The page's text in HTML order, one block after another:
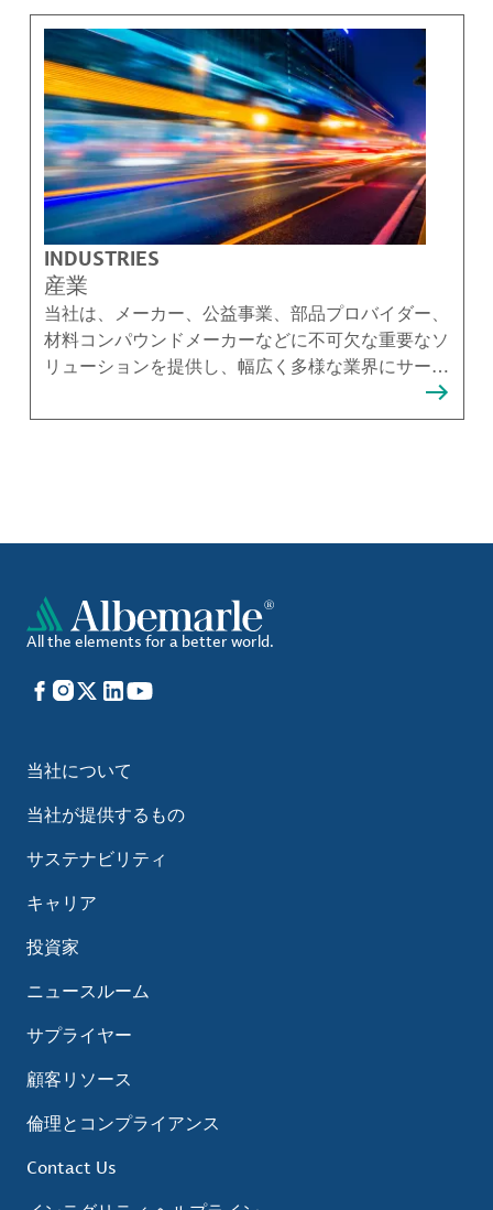
INDUSTRIES
産業
当社は、メーカー、公益事業、部品プロバイダー、
材料コンパウンドメーカーなどに不可欠な重要なソ
リューションを提供し、幅広く多様な業界にサービ
All the elements for a better world.
Facebook
Instagram
X LinkedIn
YouTube
当社について
当社が提供するもの
サステナビリティ
キャリア
投資家
ニュースルーム
サプライヤー
顧客リソース
倫理とコンプライアンス
Contact Us